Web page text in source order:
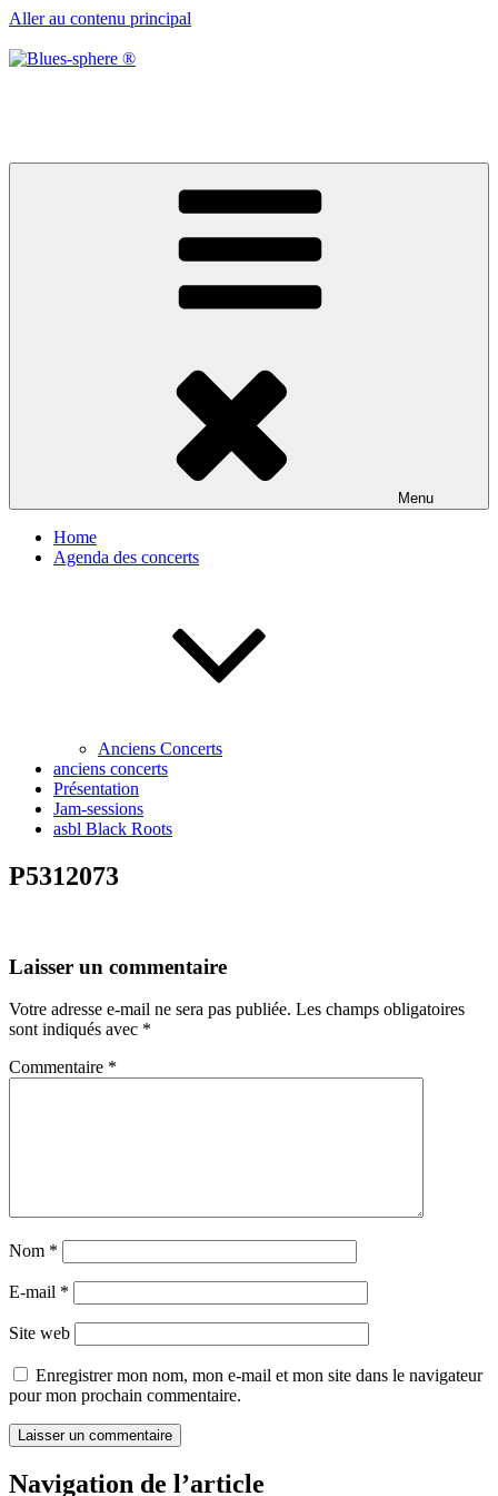
Aller au contenu principal
Menu
Home
Agenda des concerts
Anciens Concerts
anciens concerts
Présentation
Jam-sessions
asbl Black Roots
P5312073
Laisser un commentaire
Votre adresse e-mail ne sera pas publiée. Les champs obligatoires
sont indiqués avec *
Commentaire *
Nom *
E-mail *
Site web
Enregistrer mon nom, mon e-mail et mon site dans le navigateur
pour mon prochain commentaire.
Navigation de l’article